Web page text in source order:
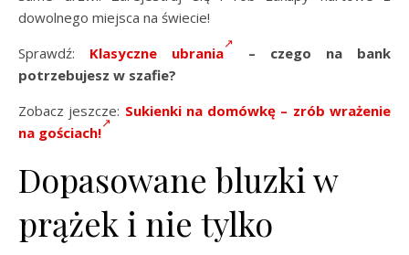
dowolnego miejsca na świecie!
Sprawdź: Klasyczne ubrania
– czego na bank
potrzebujesz w szafie?
Zobacz jeszcze: Sukienki na domówkę – zrób wrażenie
na gościach!
Dopasowane bluzki w
prążek i nie tylko